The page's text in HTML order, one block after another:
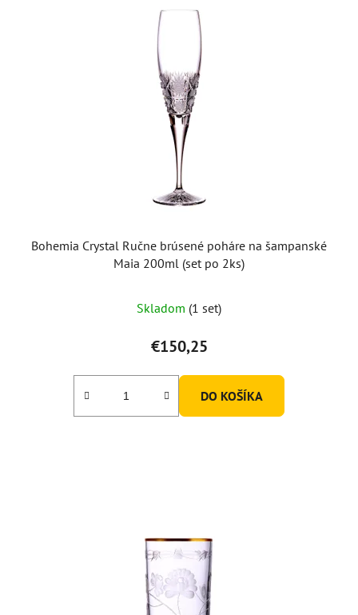
Bohemia Crystal Ručne brúsené poháre na šampanské
Maia 200ml (set po 2ks)
Skladom (1 set)
€150,25
DO KOŠÍKA